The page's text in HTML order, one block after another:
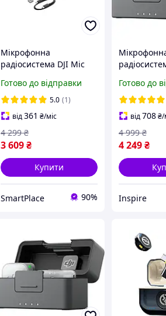
Мікрофонна
радіосистема DJI Mic
(CP.RN.00000530.01)
Готово до відправки
5.0 (1)
від361 ₴/міс
3 609₴
4 299 ₴
Купити
SmartPlace 90%
+ Charging
мікрофон)
Готово до
від708 ₴/
4 249 ₴
4 999 ₴
Inspire